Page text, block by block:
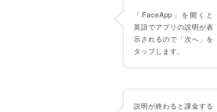
「FaceApp」を開くと
英語でアプリの説明が表
示されるので「次へ」を
タップします。
説明が終わると課金する